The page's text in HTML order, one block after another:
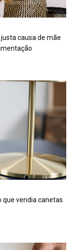
causa de mãe
vendia canetas